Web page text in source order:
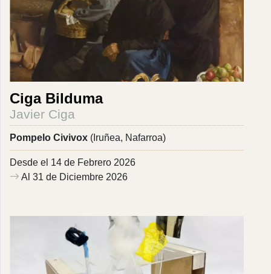
Ciga Bilduma
Javier Ciga
Pompelo Civivox (Iruñea, Nafarroa)
Desde el 14 de Febrero 2026
Al 31 de Diciembre 2026